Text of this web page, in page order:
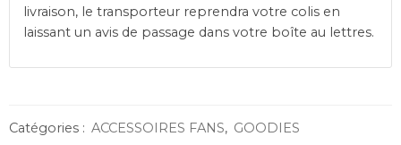
livraison, le transporteur reprendra votre colis en
laissant un avis de passage dans votre boîte au lettres.
Catégories : ACCESSOIRES FANS, GOODIES